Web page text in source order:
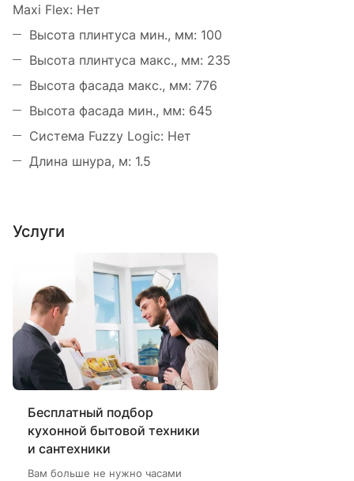
Maxi Flex: Нет
Высота плинтуса мин., мм: 100
Высота плинтуса макс., мм: 235
Высота фасада макс., мм: 776
Высота фасада мин., мм: 645
Система Fuzzy Logic: Нет
Длина шнура, м: 1.5
Услуги
Бесплатный подбор
кухонной бытовой техники
и сантехники
Вам больше не нужно часами